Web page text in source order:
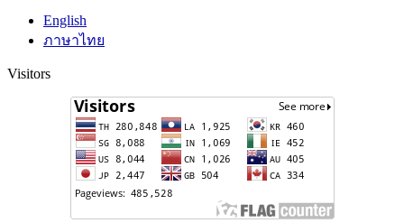
English
ภาษาไทย
Visitors